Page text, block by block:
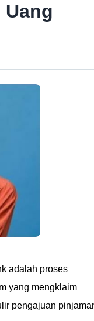
adalah proses
yang mengklaim
pengajuan